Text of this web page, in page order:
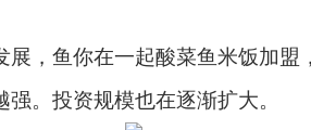
展，鱼你在一起酸菜鱼米饭加盟
。投资规模也在逐渐扩大。